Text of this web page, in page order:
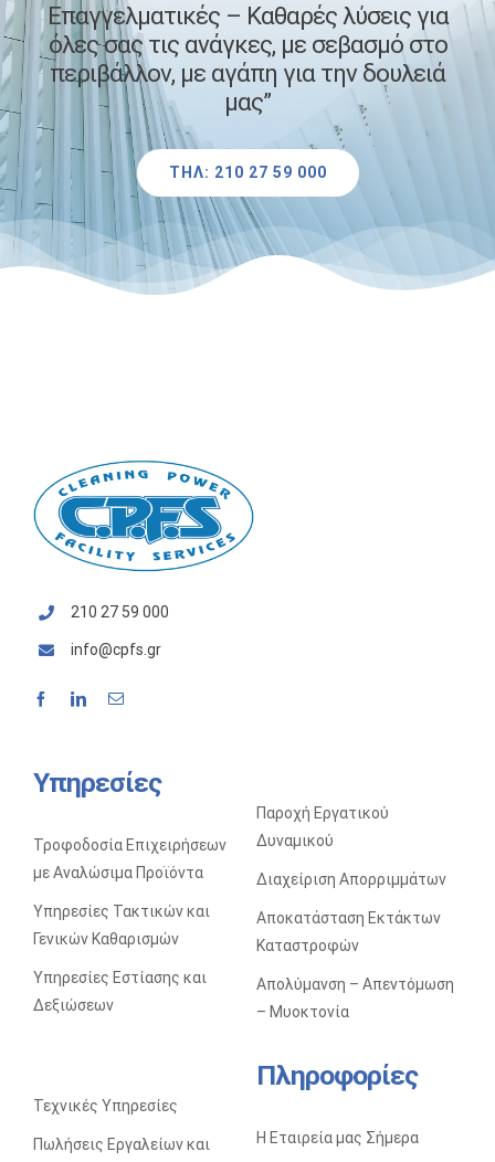
Επαγγελματικές – Καθαρές λύσεις για
όλες σας τις ανάγκες, με σεβασμό στο
περιβάλλον, με αγάπη για την δουλειά
μας”
ΤΗΛ: 210 27 59 000
210 27 59 000
info@cpfs.gr
Υπηρεσίες
Τροφοδοσία Επιχειρήσεων
με Αναλώσιμα Προϊόντα
Υπηρεσίες Τακτικών και
Γενικών Καθαρισμών
Υπηρεσίες Εστίασης και
Δεξιώσεων
Παροχή Εργατικού
Δυναμικού
Διαχείριση Απορριμμάτων
Αποκατάσταση Eκτάκτων
Kαταστροφών
Απολύμανση – Απεντόμωση
– Μυοκτονία
Τεχνικές Υπηρεσίες
Πωλήσεις Eργαλείων και
Πληροφορίες
Η Εταιρεία μας Σήμερα